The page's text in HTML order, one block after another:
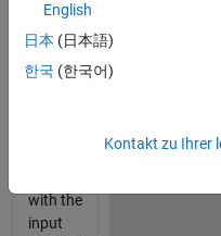
function
handle
that
with the
input
English
日本 (日本語)
한국 (한국어)
Kontakt zu Ihrer